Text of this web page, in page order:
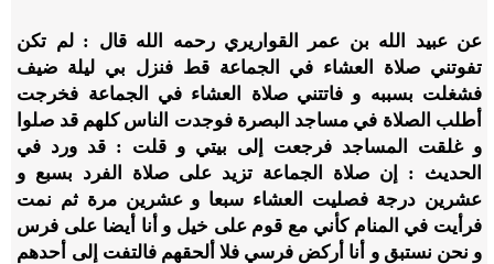
عن عبيد الله بن عمر القواريريرحمه الله قال : لم تكن
تفوتني صلاة العشاء في الجماعة قط فنزل بي ليلة ضيف
فشغلت بسببه و فاتتني صلاة العشاء في الجماعة فخرجت
أطلب الصلاة في مساجد البصرة فوجدت الناس كلهم قد صلوا
و غلقت المساجد فرجعت إلى بيتي و قلت : قد ورد في
الحديث : إن صلاة الجماعة تزيد على صلاة الفرد بسبع و
عشرين درجة فصليت العشاء سبعا و عشرين مرة ثم نمت
فرأيت في المنام كأني مع قوم على خيل و أنا أيضا على فرس
و نحن نستبق و أنا أركض فرسي فلا ألحقهم فالتفت إلى أحدهم